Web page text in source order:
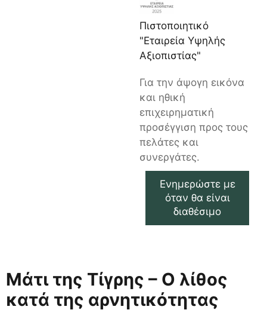
Πιστοποιητικό
"Εταιρεία Υψηλής
Αξιοπιστίας"
Για την άψογη εικόνα
και ηθική
επιχειρηματική
προσέγγιση προς τους
πελάτες και
συνεργάτες.
Ενημερώστε με
όταν θα είναι
διαθέσιμο
Μάτι της Τίγρης – Ο λίθος
κατά της αρνητικότητας